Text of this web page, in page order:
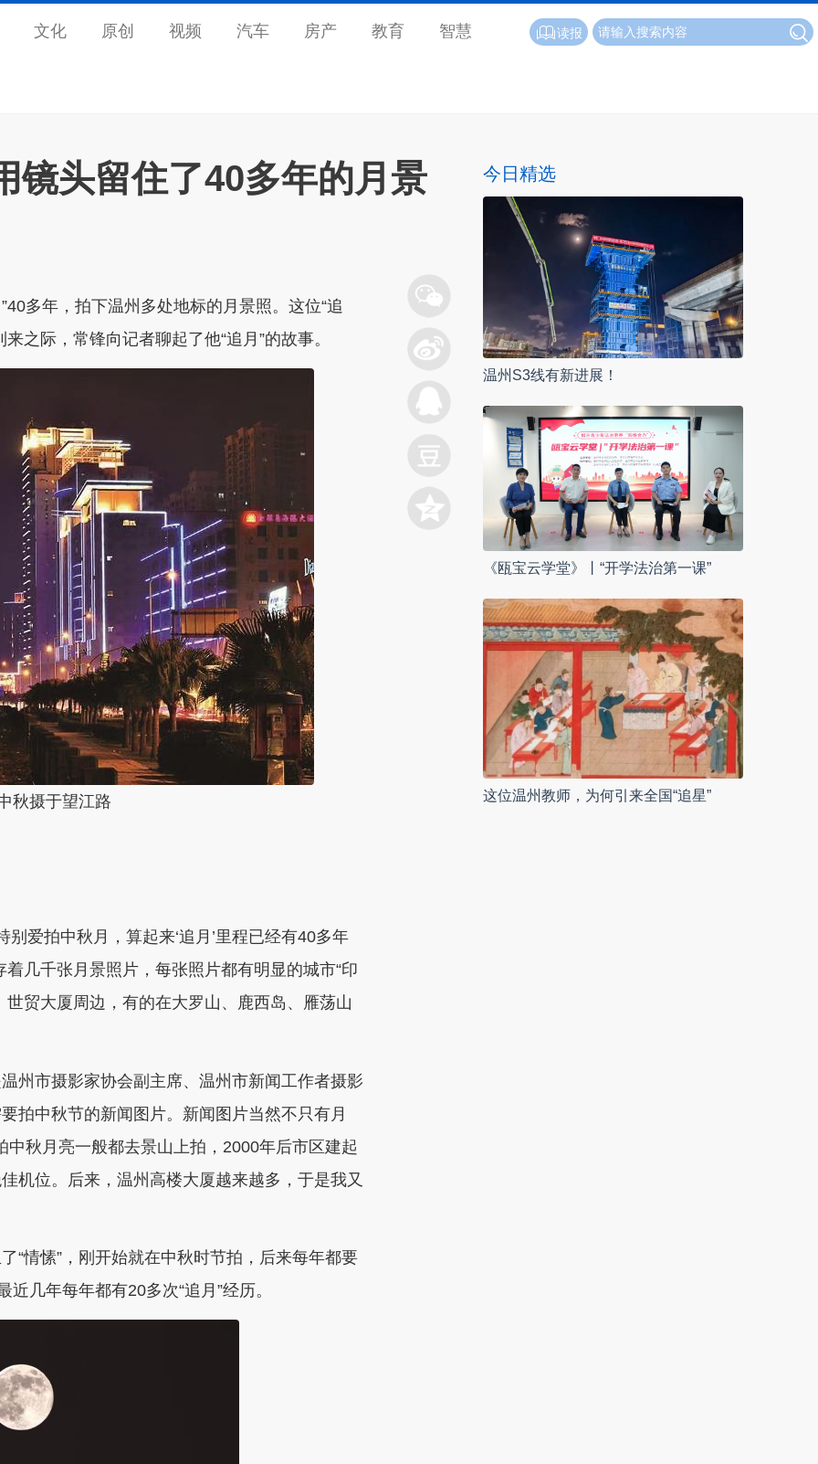
文化 原创 视频 汽车 房产 教育 智慧 读报
镜头留住了40多年的月景
多年，拍下温州多处地标的月景照。这位“追
之际，常锋向记者聊起了他“追月”的故事。
秋摄于望江路
爱拍中秋月，算起来‘追月’里程已经有40多年
几千张月景照片，每张照片都有明显的城市“印
贸大厦周边，有的在大罗山、鹿西岛、雁荡山
州市摄影家协会副主席、温州市新闻工作者摄影
拍中秋节的新闻图片。新闻图片当然不只有月
秋月亮一般都去景山上拍，2000年后市区建起
机位。后来，温州高楼大厦越来越多，于是我又
“情愫”，刚开始就在中秋时节拍，后来每年都要
几年每年都有20多次“追月”经历。
今日精选
温州S3线有新进展！
《瓯宝云学堂》丨“开学法治第一课”
这位温州教师，为何引来全国“追星”